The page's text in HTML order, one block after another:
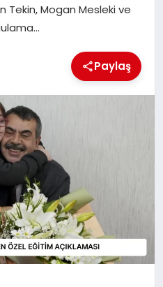
Tekin, Mogan Mesleki ve
Paylaş